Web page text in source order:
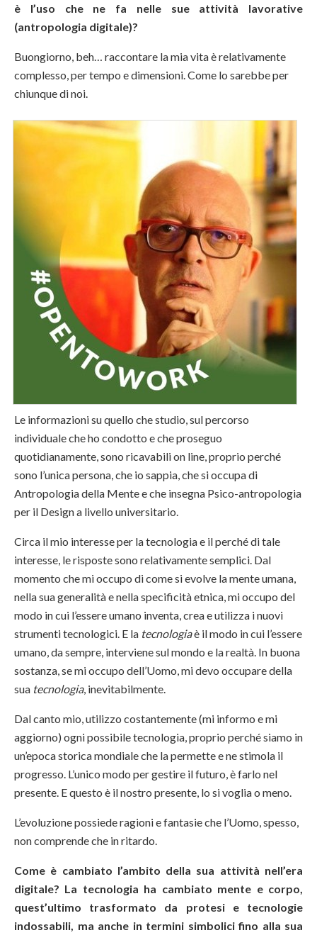
è l’uso che ne fa nelle sue attività lavorative
(antropologia digitale)?
Buongiorno, beh… raccontare la mia vita è relativamente
complesso, per tempo e dimensioni. Come lo sarebbe per
chiunque di noi.
Le informazioni su quello che studio, sul percorso
individuale che ho condotto e che proseguo
quotidianamente, sono ricavabili on line, proprio perché
sono l’unica persona, che io sappia, che si occupa di
Antropologia della Mente e che insegna Psico-antropologia
per il Design a livello universitario.
Circa il mio interesse per la tecnologia e il perché di tale
interesse, le risposte sono relativamente semplici. Dal
momento che mi occupo di come si evolve la mente umana,
nella sua generalità e nella specificità etnica, mi occupo del
modo in cui l’essere umano inventa, crea e utilizza i nuovi
strumenti tecnologici. E la tecnologiaè il modo in cui l’essere
umano, da sempre, interviene sul mondo e la realtà. In buona
sostanza, se mi occupo dell’Uomo, mi devo occupare della
sua tecnologia, inevitabilmente.
Dal canto mio, utilizzo costantemente (mi informo e mi
aggiorno) ogni possibile tecnologia, proprio perché siamo in
un’epoca storica mondiale che la permette e ne stimola il
progresso. L’unico modo per gestire il futuro, è farlo nel
presente. E questo è il nostro presente, lo si voglia o meno.
L’evoluzione possiede ragioni e fantasie che l’Uomo, spesso,
non comprende che in ritardo.
Come è cambiato l’ambito della sua attività nell’era
digitale? La tecnologia ha cambiato mente e corpo,
quest’ultimo trasformato da protesi e tecnologie
indossabili, ma anche in termini simbolici fino alla sua